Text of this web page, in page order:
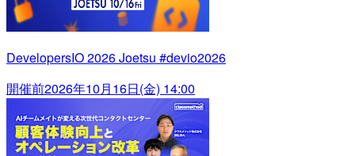
DevelopersIO 2026 Joetsu #devio2026
開催前2026年10月16日(金) 14:00